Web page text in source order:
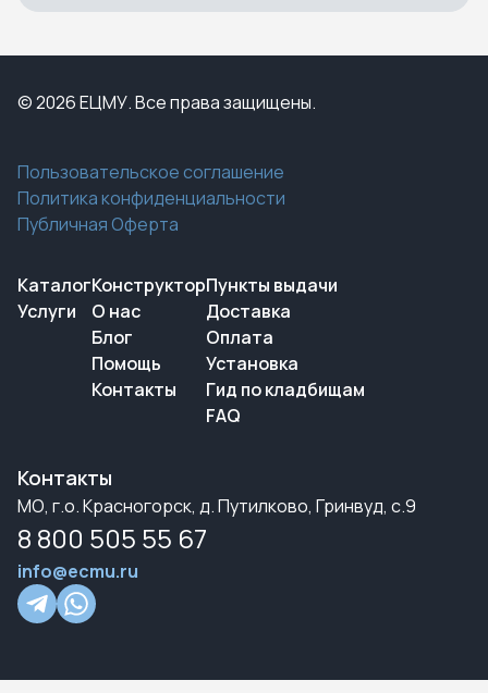
© 2026 ЕЦМУ. Все права защищены.
Пользовательское соглашение
Политика конфиденциальности
Публичная Оферта
Каталог
Услуги
Конструктор
О нас
Блог
Помощь
Контакты
Пункты выдачи
Доставка
Оплата
Установка
Гид по кладбищам
FAQ
Контакты
МО, г.о. Красногорск, д. Путилково, Гринвуд, с.9
8 800 505 55 67
info@ecmu.ru